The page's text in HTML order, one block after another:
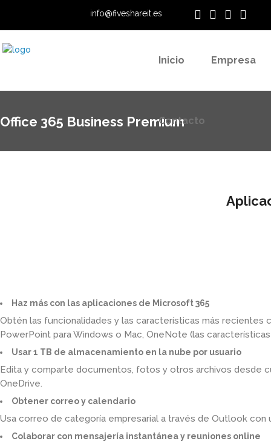
info@fiveshareit.es
Inicio Empresa
Contacto
Contacto
Office 365 Business Premium
Haz más con las aplicaciones de Microsoft 365
Obtén las funcionalidades y las características más
PowerPoint para Windows o Mac, OneNote (las
Usar 1 TB de almacenamiento en la nube por usuario
Edita y comparte documentos, fotos y otros archivos desde
OneDrive.
Obtener correo y calendario
Usa correo de categoría empresarial a través de Outlook con
Colaborar con mensajería instantánea y reuniones online